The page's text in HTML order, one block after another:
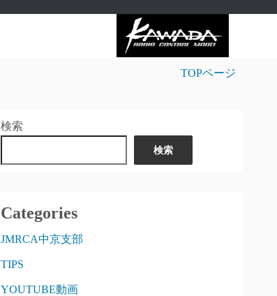
TOPページ
検索
検索
Categories
JMRCA中京支部
TIPS
YOUTUBE動画